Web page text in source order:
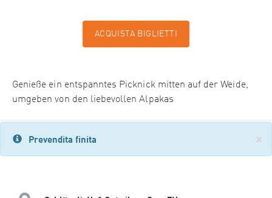
ACQUISTA BIGLIETTI
Genieße ein entspanntes Picknick mitten auf der Weide,
umgeben von den liebevollen Alpakas
×
Prevendita finita